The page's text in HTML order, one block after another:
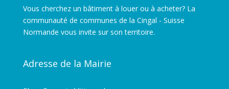
Vous cherchez un bâtiment à louer ou à acheter? La
communauté de communes de la Cingal - Suisse
Normande vous invite sur son territoire.
Adresse de la Mairie